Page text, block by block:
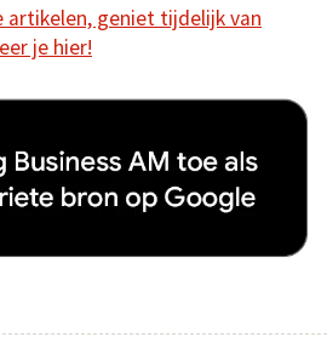
geniet tijdelijk van
je hier!